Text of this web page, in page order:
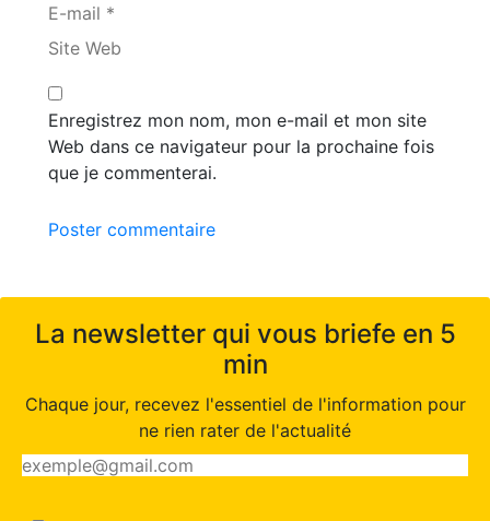
E-mail *
Site Web
Enregistrez mon nom, mon e-mail et mon site
Web dans ce navigateur pour la prochaine fois
que je commenterai.
Poster commentaire
La newsletter qui vous briefe en 5
min
Chaque jour, recevez l'essentiel de l'information pour
ne rien rater de l'actualité